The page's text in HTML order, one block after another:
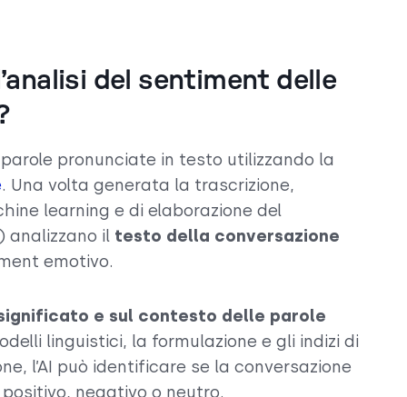
del sentiment delle
pronunciate in testo utilizzando la
. Una volta generata la trascrizione,
learning e di elaborazione del
analizzano il testo della conversazione
emotivo.
e sul contesto delle parole
linguistici, la formulazione e gli indizi di
l’AI può identificare se la conversazione
negativo o neutro.